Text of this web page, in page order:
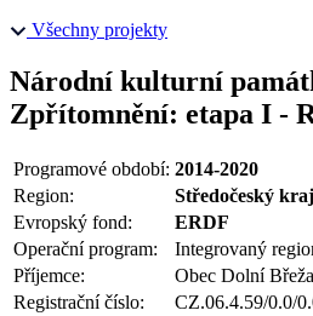
Všechny projekty
Národní kulturní
Zpřítomnění: etapa I -
Programové období: 2014-2020
Region:
Středočeský kraj
Evropský fond:
ERDF
Operační program:
Integrovaný
Příjemce:
Obec Dolní
Registrační číslo:
CZ.06.4.59/0.0/